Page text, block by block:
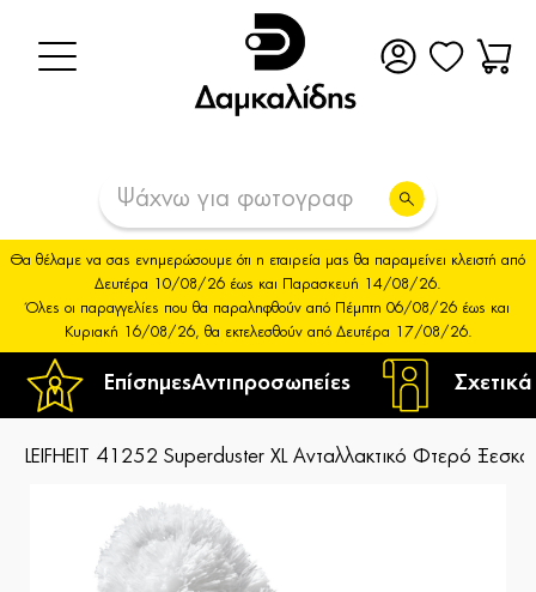
ΕπίσημεςΑντιπροσωπείες
Θα θέλαμε να σας ενημερώσουμε ότι η εταιρεία μας θα παραμείνει κλειστή από
Δευτέρα 10/08/26 έως και Παρασκευή 14/08/26.
Όλες οι παραγγελίες που θα παραληφθούν από Πέμπτη 06/08/26 έως και
Κυριακή 16/08/26, θα εκτελεσθούν από Δευτέρα 17/08/26.
LEIFHEIT 41252 Superduster XL Ανταλλακτικό Φτερό